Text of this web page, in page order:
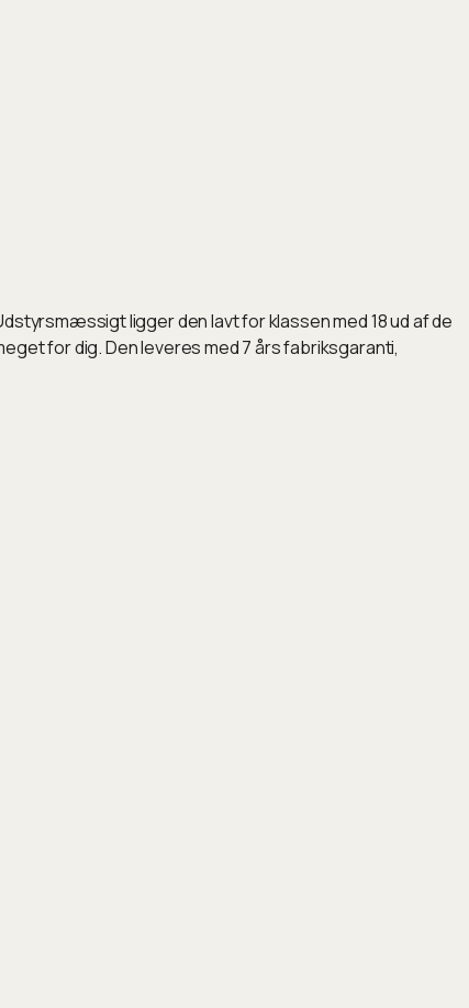
ligger den lavt for klassen med 18 ud af de
for dig. Den leveres med 7 års fabriksgaranti,